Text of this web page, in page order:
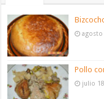
agosto
Pollo
julio